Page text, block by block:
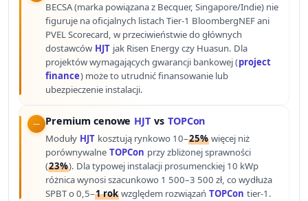
BECSA (marka powiązana z Becquer, Singapore/Indie) nie
figuruje na oficjalnych listach Tier-1 BloombergNEF ani
PVEL Scorecard, w przeciwieństwie do głównych
dostawców HJT jak Risen Energy czy Huasun. Dla
projektów wymagających gwarancji bankowej (project
finance) może to utrudnić finansowanie lub
ubezpieczenie instalacji.
Premium cenowe HJT vs TOPCon
Moduły HJT kosztują rynkowo 10–25% więcej niż
porównywalne TOPCon przy zbliżonej sprawności
(23%). Dla typowej instalacji prosumenckiej 10 kWp
różnica wynosi szacunkowo 1 500–3 500 zł, co wydłuża
SPBT o 0,5–1 rok względem rozwiązań TOPCon tier-1.